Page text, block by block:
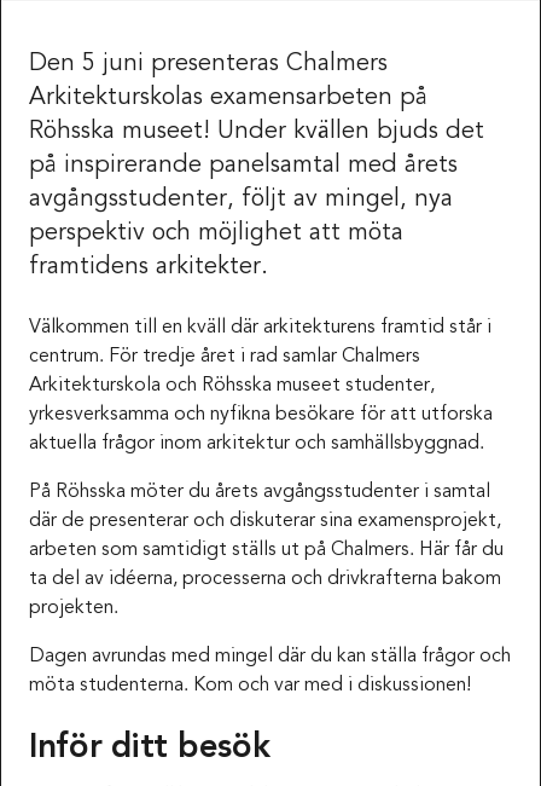
Den 5 juni presenteras Chalmers
Arkitekturskolas examensarbeten på
Röhsska museet! Under kvällen bjuds det
på inspirerande panelsamtal med årets
avgångsstudenter, följt av mingel, nya
perspektiv och möjlighet att möta
framtidens arkitekter.
Välkommen till en kväll där arkitekturens framtid står i
centrum. För tredje året i rad samlar Chalmers
Arkitekturskola och Röhsska museet studenter,
yrkesverksamma och nyfikna besökare för att utforska
aktuella frågor inom arkitektur och samhällsbyggnad.
På Röhsska möter du årets avgångsstudenter i samtal
där de presenterar och diskuterar sina examensprojekt,
arbeten som samtidigt ställs ut på Chalmers. Här får du
ta del av idéerna, processerna och drivkrafterna bakom
projekten.
Dagen avrundas med mingel där du kan ställa frågor och
möta studenterna. Kom och var med i diskussionen!
Inför ditt besök